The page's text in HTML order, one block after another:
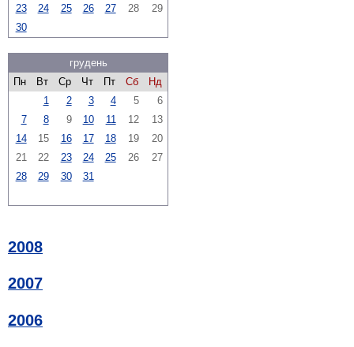
23
24 25 26 27 28
29
30
грудень
Пн
Вт Ср Чт Пт Сб
Нд
1
2 3 4 5
6
7
8 9 10 11 12
13
14
15 16 17 18 19
20
21
22 23 24 25 26
27
28
29 30 31
2008
2007
2006